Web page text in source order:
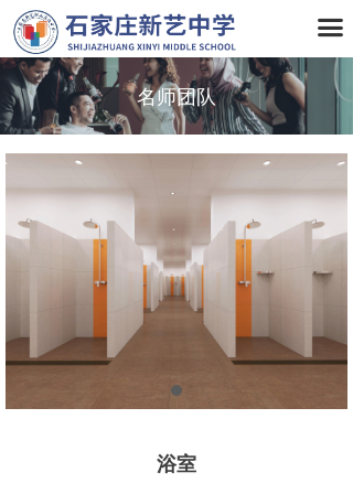
끀
首页
关于我们
名师团队
校园环境
联系我们
名师团队
浴室